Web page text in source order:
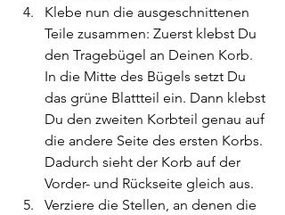
Klebe nun die ausgeschnittenen
Teile zusammen: Zuerst klebst Du
den Tragebügel an Deinen Korb.
In die Mitte des Bügels setzt Du
das grüne Blattteil ein. Dann klebst
Du den zweiten Korbteil genau auf
die andere Seite des ersten Korbs.
Dadurch sieht der Korb auf der
Vorder- und Rückseite gleich aus.
Verziere die Stellen, an denen die